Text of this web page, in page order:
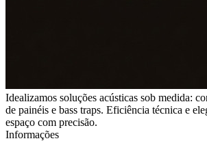
Idealizamos soluções acústicas sob medida:
de painéis e bass traps. Eficiência técnica e
espaço com precisão.
Informações